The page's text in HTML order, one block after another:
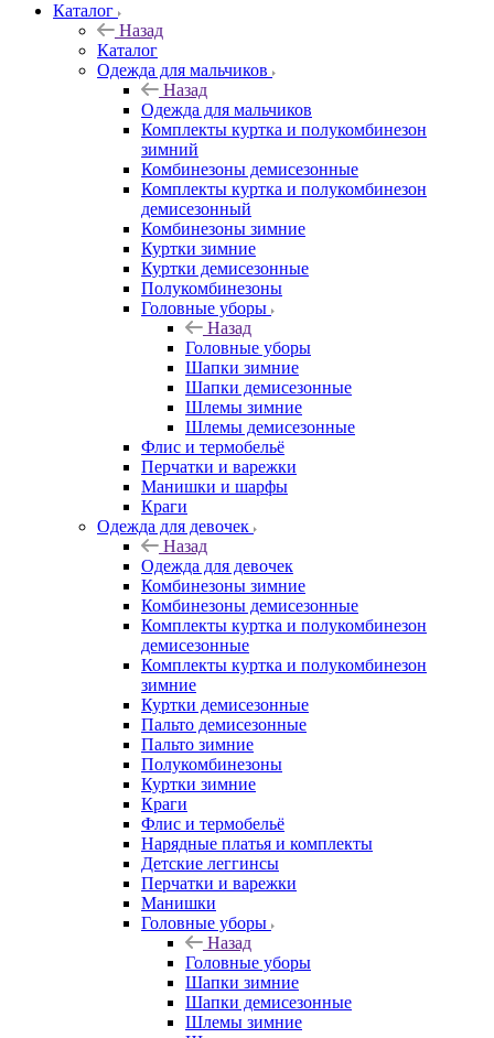
Каталог
Назад
Каталог
Одежда для мальчиков
Назад
Одежда для мальчиков
Комплекты куртка и полукомбинезон
зимний
Комбинезоны демисезонные
Комплекты куртка и полукомбинезон
демисезонный
Комбинезоны зимние
Куртки зимние
Куртки демисезонные
Полукомбинезоны
Головные уборы
Назад
Головные уборы
Шапки зимние
Шапки демисезонные
Шлемы зимние
Шлемы демисезонные
Флис и термобельё
Перчатки и варежки
Манишки и шарфы
Краги
Одежда для девочек
Назад
Одежда для девочек
Комбинезоны зимние
Комбинезоны демисезонные
Комплекты куртка и полукомбинезон
демисезонные
Комплекты куртка и полукомбинезон
зимние
Куртки демисезонные
Пальто демисезонные
Пальто зимние
Полукомбинезоны
Куртки зимние
Краги
Флис и термобельё
Нарядные платья и комплекты
Детские леггинсы
Перчатки и варежки
Манишки
Головные уборы
Назад
Головные уборы
Шапки зимние
Шапки демисезонные
Шлемы зимние